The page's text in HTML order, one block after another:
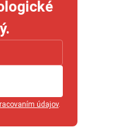
údajov.